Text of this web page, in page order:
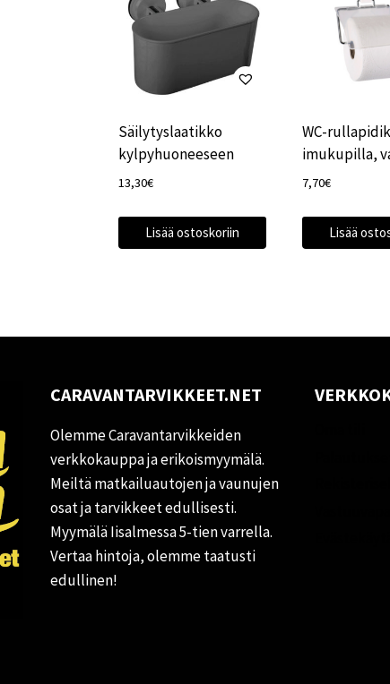
Säilytyslaatikko
kylpyhuoneeseen
13,30€
Lisää ostoskoriin
WC-
imukupilla,
7,70€
Lisää
CARAVANTARVIKKEET.NET
Olemme Caravantarvikkeiden
verkkokauppa ja erikoismyymälä.
Meiltä matkailuautojen ja vaunujen
osat ja tarvikkeet edullisesti.
Myymälä Iisalmessa 5-tien varrella.
Vertaa hintoja, olemme taatusti
edullinen!